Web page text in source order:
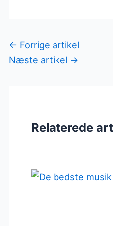
← Forrige artikel
Næste artikel →
Relaterede